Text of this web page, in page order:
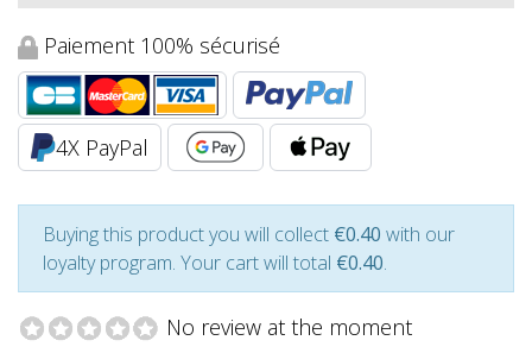
Paiement 100% sécurisé
4X PayPal
Buying this product you will collect €0.40 with our
loyalty program. Your cart will total €0.40.
No review at the moment